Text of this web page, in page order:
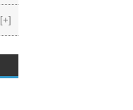
[+]